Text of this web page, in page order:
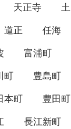
天正寺
土
道正 任海
富浦町
町 豊島町
本町 豊田町
長江新町